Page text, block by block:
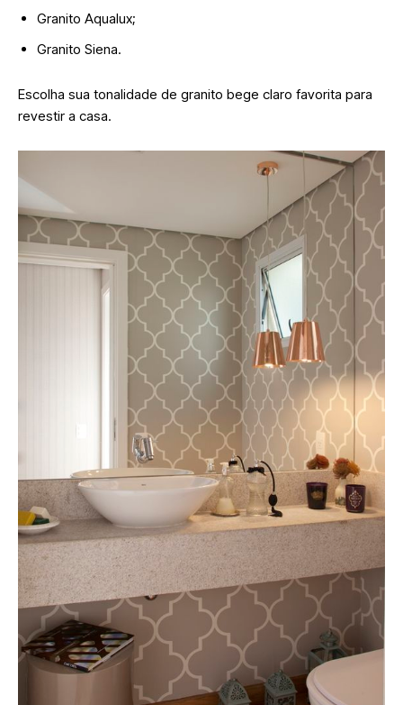
Granito Aqualux;
Granito Siena.
Escolha sua tonalidade de granito bege claro favorita para
revestir a casa.